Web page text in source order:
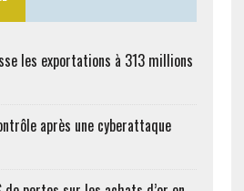
les exportations à 313 millions
après une cyberattaque